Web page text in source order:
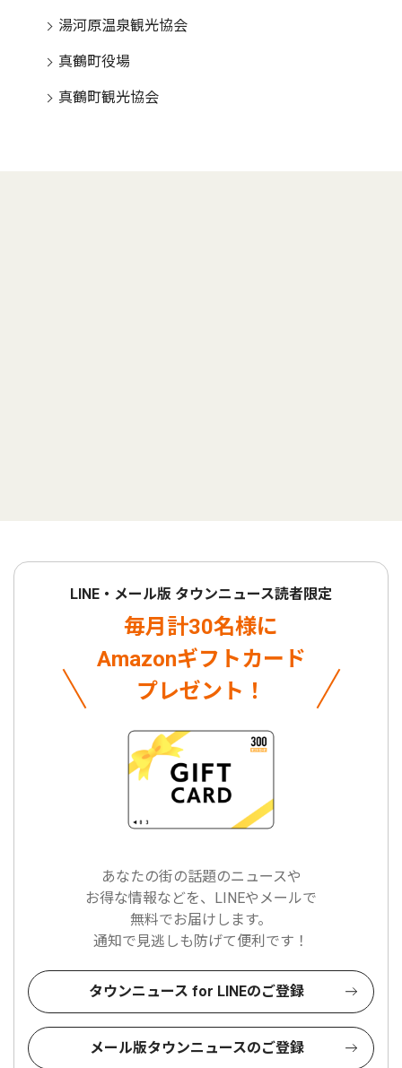
湯河原温泉観光協会
真鶴町役場
真鶴町観光協会
LINE・メール版 タウンニュース読者限定
毎月計30名様に
Amazonギフトカード
プレゼント！
あなたの街の話題のニュースや
お得な情報などを、LINEやメールで
無料でお届けします。
通知で見逃しも防げて便利です！
タウンニュース for LINEのご登録
メール版タウンニュースのご登録